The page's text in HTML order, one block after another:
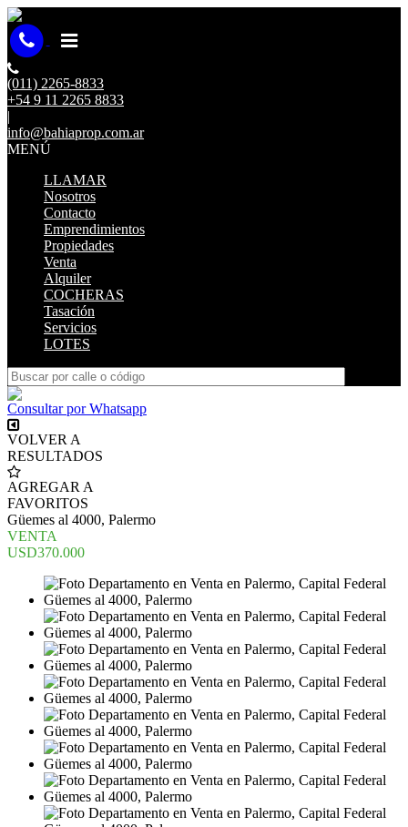
(011) 2265-8833
+54 9 11 2265 8833
|
info@bahiaprop.com.ar
MENÚ
LLAMAR
Nosotros
Contacto
Emprendimientos
Propiedades
Venta
Alquiler
COCHERAS
Tasación
Servicios
LOTES
Consultar por Whatsapp
VOLVER A
RESULTADOS
AGREGAR A
FAVORITOS
Güemes al 4000, Palermo
VENTA
USD370.000